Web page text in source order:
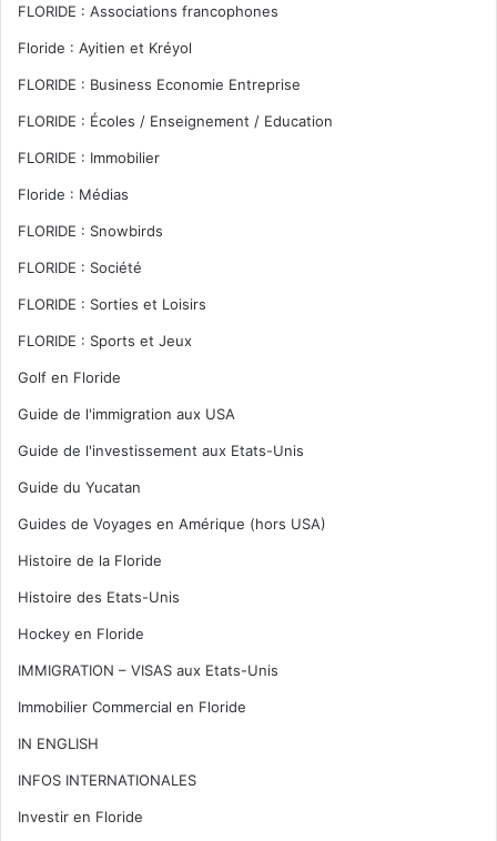
FLORIDE : Associations francophones
Floride : Ayitien et Kréyol
FLORIDE : Business Economie Entreprise
FLORIDE : Écoles / Enseignement / Education
FLORIDE : Immobilier
Floride : Médias
FLORIDE : Snowbirds
FLORIDE : Société
FLORIDE : Sorties et Loisirs
FLORIDE : Sports et Jeux
Golf en Floride
Guide de l'immigration aux USA
Guide de l'investissement aux Etats-Unis
Guide du Yucatan
Guides de Voyages en Amérique (hors USA)
Histoire de la Floride
Histoire des Etats-Unis
Hockey en Floride
IMMIGRATION – VISAS aux Etats-Unis
Immobilier Commercial en Floride
IN ENGLISH
INFOS INTERNATIONALES
Investir en Floride